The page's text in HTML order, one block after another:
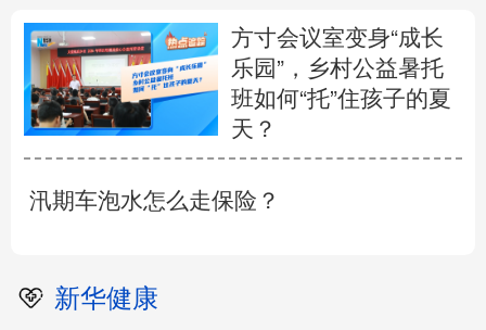
方寸会议室变身“成长
乐园”，乡村公益暑托
班如何“托”住孩子的夏
天？
汛期车泡水怎么走保险？
新华健康